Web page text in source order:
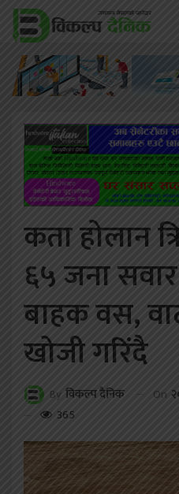
कता होलान
६५ जना
बाहक वस,
खोजी गरिंदै
By विकल्प दैनिक On
365